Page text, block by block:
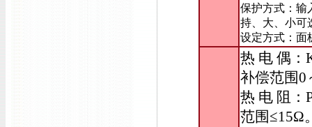
保护方式：输
持、大、小可
设定方式：面
热 电 偶：
补偿范围
热 电 阻：
范围≤15Ω